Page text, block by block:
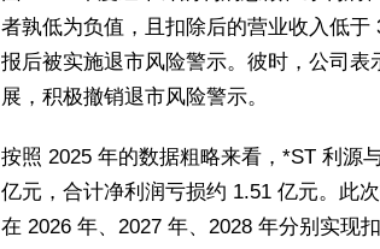
者孰低为负值，且扣除后的营业收入低
报后被实施退市风险警示。彼时，公司
展，积极撤销退市风险警示。
按照 2025 年的数据粗略来看，*ST 利源
亿元，合计净利润亏损约 1.51 亿元。此
在 2026 年、2027 年、2028 年分别实现